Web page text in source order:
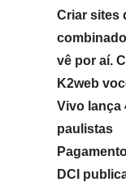
Criar sites
vê por aí.
K2web
Vivo lança
paulistas
DCI